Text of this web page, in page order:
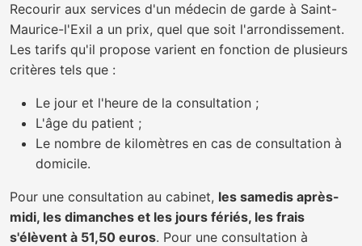
Recourir aux services d'un médecin de garde à Saint-
Maurice-l'Exil a un prix, quel que soit l'arrondissement.
Les tarifs qu'il propose varient en fonction de plusieurs
critères tels que :
Le jour et l'heure de la consultation ;
L'âge du patient ;
Le nombre de kilomètres en cas de consultation à
domicile.
Pour une consultation au cabinet, les samedis après-
midi, les dimanches et les jours fériés, les frais
s'élèvent à 51,50 euros. Pour une consultation à